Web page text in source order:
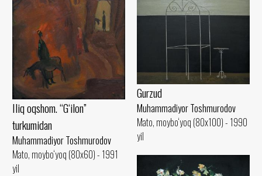
Iliq oqshom. “G‘ilon”
turkumidan
Muhammadiyor Toshmurodov
Mato, moybo‘yoq (80x60) - 1991
yil
Gurzud
Muhammadiyor Toshmurodov
Mato, moybo‘yoq (80x100) - 1990
yil